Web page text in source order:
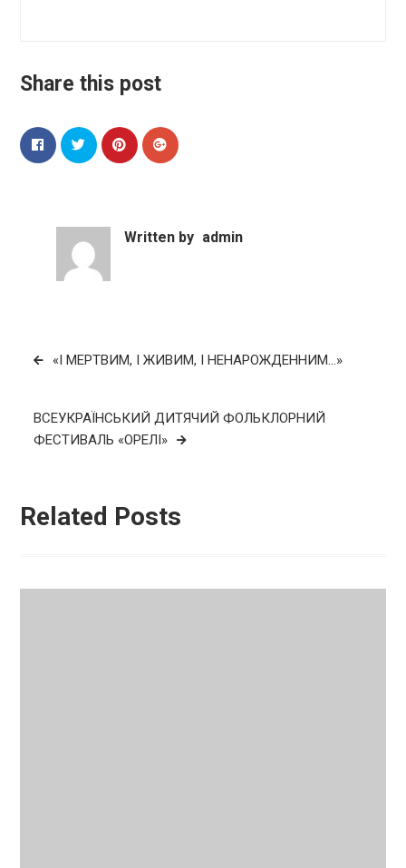
Share this post
Written by admin
Навігація
«І МЕРТВИМ, І ЖИВИМ, І НЕНАРОЖДЕННИМ…»
ВСЕУКРАЇНСЬКИЙ ДИТЯЧИЙ ФОЛЬКЛОРНИЙ
ФЕСТИВАЛЬ «ОРЕЛІ»
Related Posts